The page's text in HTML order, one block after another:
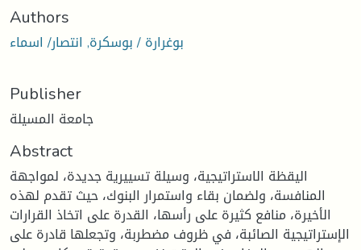
Authors
بوغرارة / بوسكرة, انتصار/ اسماء
Publisher
جامعة المسيلة
Abstract
اليقظة الاستراتيجية، وسيلة تسييرية جديدة، لمواجهة
المنافسة، ولضمان بقاء واستمرار البنوك، حيث تقدم لهذه
الأخيرة، منافع كثيرة على رأسها، القدرة على اتخاذ القرارات
الإستراتيجية الصائبة، في ظروف مضطربة، وتجعلها قادرة على